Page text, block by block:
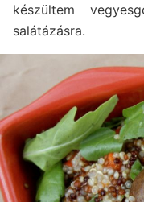
készültem
salátázásra.